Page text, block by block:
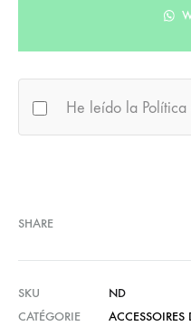
He leído la
SHARE
SKU
ND
CATÉGORIE